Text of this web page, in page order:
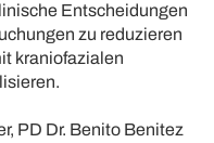
Entscheidungen
zu reduzieren
kraniofazialen
PD Dr. Benito Benitez